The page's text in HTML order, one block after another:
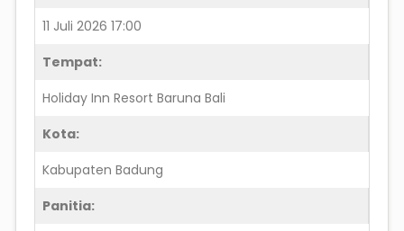
11 Juli 2026 17:00
Tempat:
Holiday Inn Resort Baruna Bali
Kota:
Kabupaten Badung
Panitia: